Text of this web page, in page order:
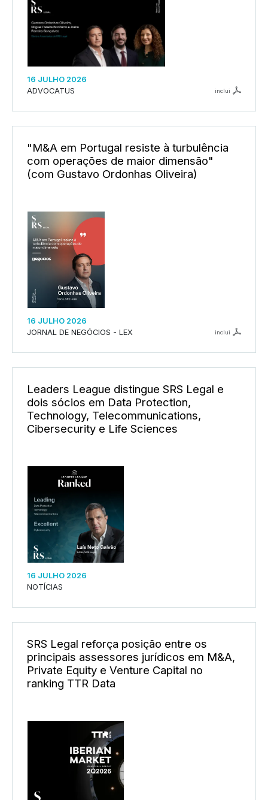
16 JULHO 2026
ADVOCATUS
inclui
"M&A em Portugal resiste à turbulência
com operações de maior dimensão"
(com Gustavo Ordonhas Oliveira)
16 JULHO 2026
JORNAL DE NEGÓCIOS - LEX
inclui
Leaders League distingue SRS Legal e
dois sócios em Data Protection,
Technology, Telecommunications,
Cibersecurity e Life Sciences
16 JULHO 2026
NOTÍCIAS
SRS Legal reforça posição entre os
principais assessores jurídicos em M&A,
Private Equity e Venture Capital no
ranking TTR Data